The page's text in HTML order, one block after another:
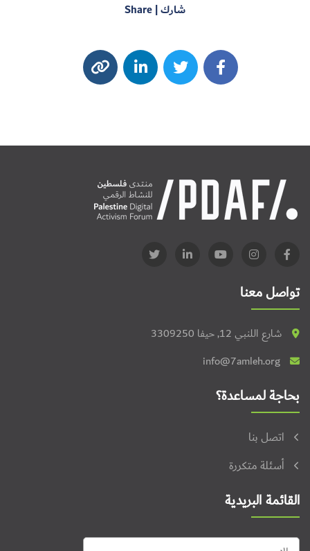
شارك | Share
تواصل معنا
شارع اللنبي 12, حيفا 3309250
info@7amleh.org
بحاجة لمساعدة؟
اتصل بنا
أسئلة متكررة
القائمة البريدية